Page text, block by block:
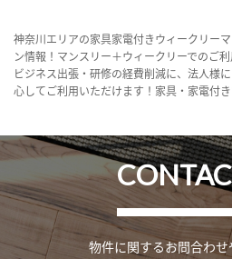
神奈川エリアの家具家電付きウィークリー
ン情報！マンスリー＋ウィークリーでのご
ビジネス出張・研修の経費削減に、法人様
心してご利用いただけます！家具・家電付き
物件に関するお問合わせ